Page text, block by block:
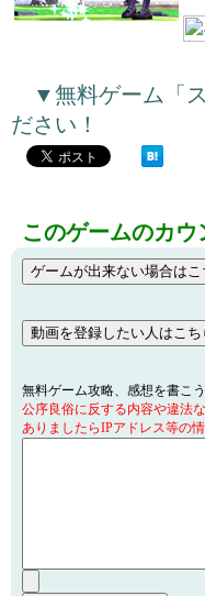
▼無料ゲーム「
ださい！
このゲームのカウ
無料ゲーム攻略、感想を書こ
公序良俗に反する内容や違法
ありましたらIPアドレス等の